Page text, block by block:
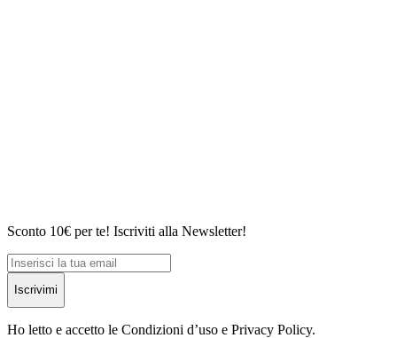
Sconto 10€ per te! Iscriviti alla Newsletter!
Iscrivimi
Ho letto e accetto le Condizioni d’uso e Privacy Policy.